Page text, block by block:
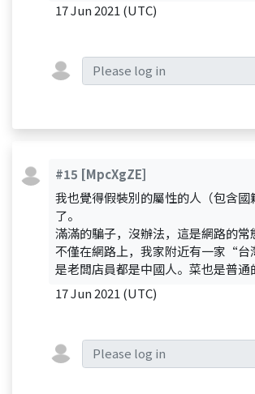
17 Jun 2021 (UTC)
#15 [MpcXgZE]
我也覺得假裝別的屬性的人（包含國
了。
滿滿的騙子，沒辦法，這是網路的常
不僅在網路上，我家附近有一家“
是老闆店員都是中國人。菜也是普通
17 Jun 2021 (UTC)